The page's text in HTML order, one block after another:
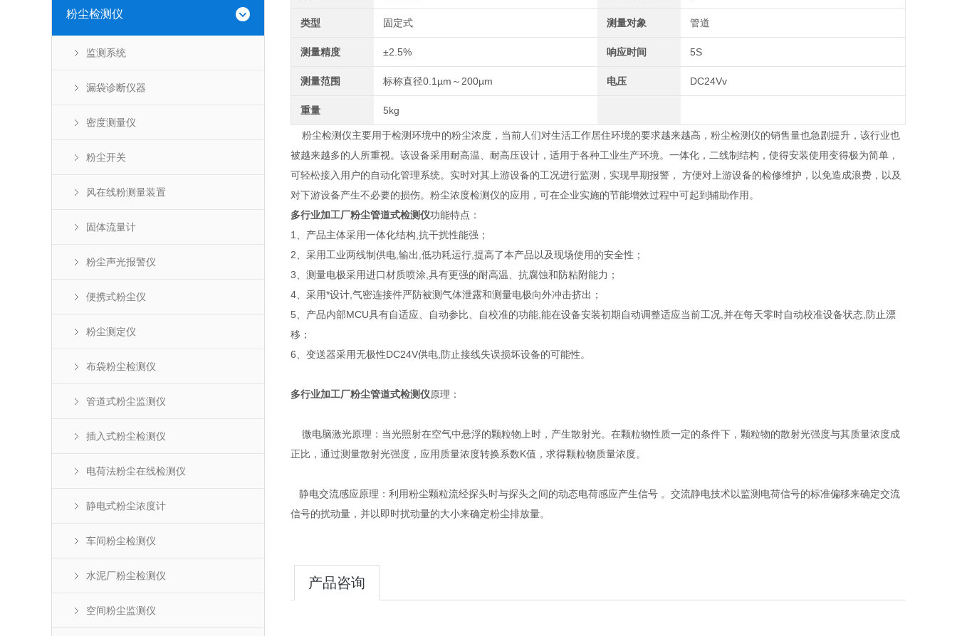
粉尘检测仪
监测系统
漏袋诊断仪器
密度测量仪
粉尘开关
风在线粉测量装置
固体流量计
粉尘声光报警仪
便携式粉尘仪
粉尘测定仪
布袋粉尘检测仪
管道式粉尘监测仪
插入式粉尘检测仪
电荷法粉尘在线检测仪
静电式粉尘浓度计
车间粉尘检测仪
水泥厂粉尘检测仪
空间粉尘监测仪
类型 固定式 测量对象 管道
测量精度 ±2.5% 响应时间 5S
测量范围 标称直径0.1µm～200µm 电压 DC24Vv
重量 5kg
粉尘检测仪主要用于检测环境中的粉尘浓度，当前人们对生活工作居住环境的要求越来越高，粉尘检测仪的销售量也急剧提升，该行业也
被越来越多的人所重视。该设备采用耐高温、耐高压设计，适用于各种工业生产环境。一体化，二线制结构，使得安装使用变得极为简单，
可轻松接入用户的自动化管理系统。实时对其上游设备的工况进行监测，实现早期报警， 方便对上游设备的检修维护，以免造成浪费，以及
对下游设备产生不必要的损伤。粉尘浓度检测仪的应用，可在企业实施的节能增效过程中可起到辅助作用。
多行业加工厂粉尘管道式检测仪功能特点：
1、产品主体采用一体化结构,抗干扰性能强；
2、采用工业两线制供电,输出,低功耗运行,提高了本产品以及现场使用的安全性；
3、测量电极采用进口材质喷涂,具有更强的耐高温、抗腐蚀和防粘附能力；
4、采用*设计,气密连接件严防被测气体泄露和测量电极向外冲击挤出；
5、产品内部MCU具有自适应、自动参比、自校准的功能,能在设备安装初期自动调整适应当前工况,并在每天零时自动校准设备状态,防止漂
移；
6、变送器采用无极性DC24V供电,防止接线失误损坏设备的可能性。
多行业加工厂粉尘管道式检测仪原理：
微电脑激光原理：当光照射在空气中悬浮的颗粒物上时，产生散射光。在颗粒物性质一定的条件下，颗粒物的散射光强度与其质量浓度成
正比，通过测量散射光强度，应用质量浓度转换系数K值，求得颗粒物质量浓度。
静电交流感应原理：利用粉尘颗粒流经探头时与探头之间的动态电荷感应产生信号 。交流静电技术以监测电荷信号的标准偏移来确定交流
信号的扰动量，并以即时扰动量的大小来确定粉尘排放量。
产品咨询